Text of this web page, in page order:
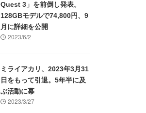
Quest 3」を前倒し発表。
128GBモデルで74,800円、9
月に詳細を公開
2023/6/2
ミライアカリ、2023年3月31
日をもって引退。5年半に及
ぶ活動に幕
2023/3/27